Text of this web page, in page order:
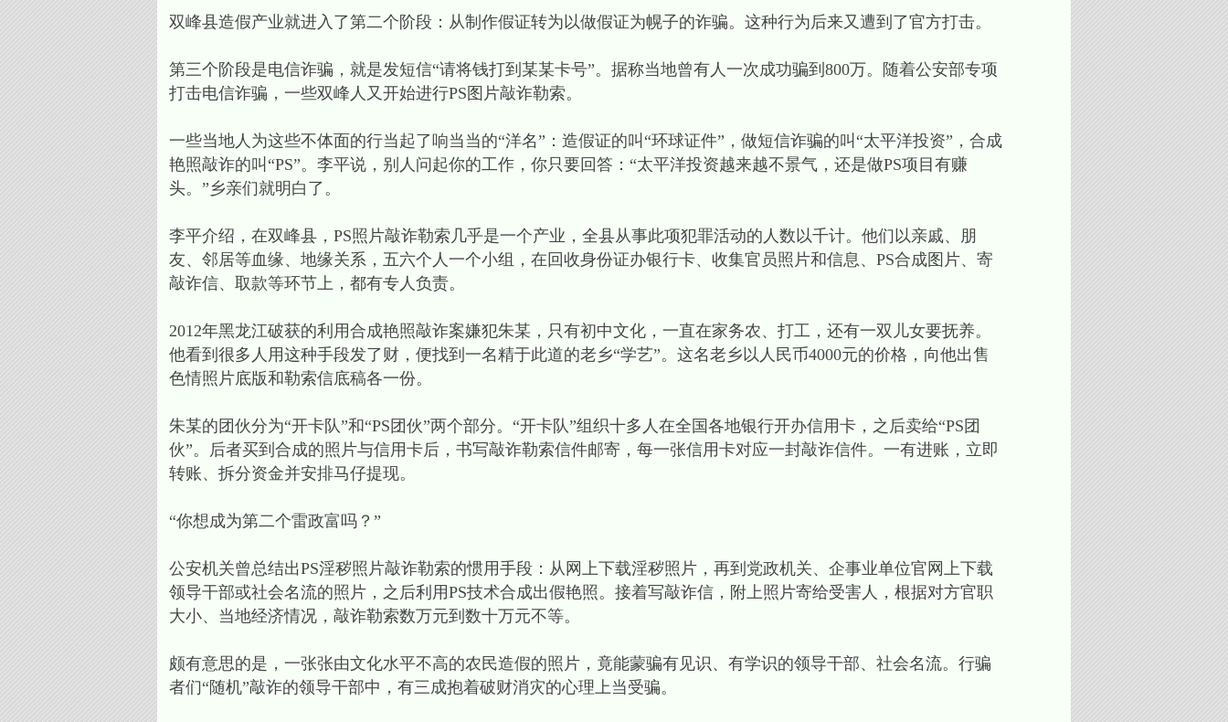
双峰县造假产业就进入了第二个阶段：从制作假证转为以做假证为幌子的诈骗。这种行为后来又遭到了官方打击。
第三个阶段是电信诈骗，就是发短信“请将钱打到某某卡号”。据称当地曾有人一次成功骗到800万。随着公安部专项
打击电信诈骗，一些双峰人又开始进行PS图片敲诈勒索。
一些当地人为这些不体面的行当起了响当当的“洋名”：造假证的叫“环球证件”，做短信诈骗的叫“太平洋投资”，合成
艳照敲诈的叫“PS”。李平说，别人问起你的工作，你只要回答：“太平洋投资越来越不景气，还是做PS项目有赚
头。”乡亲们就明白了。
李平介绍，在双峰县，PS照片敲诈勒索几乎是一个产业，全县从事此项犯罪活动的人数以千计。他们以亲戚、朋
友、邻居等血缘、地缘关系，五六个人一个小组，在回收身份证办银行卡、收集官员照片和信息、PS合成图片、寄
敲诈信、取款等环节上，都有专人负责。
2012年黑龙江破获的利用合成艳照敲诈案嫌犯朱某，只有初中文化，一直在家务农、打工，还有一双儿女要抚养。
他看到很多人用这种手段发了财，便找到一名精于此道的老乡“学艺”。这名老乡以人民币4000元的价格，向他出售
色情照片底版和勒索信底稿各一份。
朱某的团伙分为“开卡队”和“PS团伙”两个部分。“开卡队”组织十多人在全国各地银行开办信用卡，之后卖给“PS团
伙”。后者买到合成的照片与信用卡后，书写敲诈勒索信件邮寄，每一张信用卡对应一封敲诈信件。一有进账，立即
转账、拆分资金并安排马仔提现。
“你想成为第二个雷政富吗？”
公安机关曾总结出PS淫秽照片敲诈勒索的惯用手段：从网上下载淫秽照片，再到党政机关、企事业单位官网上下载
领导干部或社会名流的照片，之后利用PS技术合成出假艳照。接着写敲诈信，附上照片寄给受害人，根据对方官职
大小、当地经济情况，敲诈勒索数万元到数十万元不等。
颇有意思的是，一张张由文化水平不高的农民造假的照片，竟能蒙骗有见识、有学识的领导干部、社会名流。行骗
者们“随机”敲诈的领导干部中，有三成抱着破财消灾的心理上当受骗。